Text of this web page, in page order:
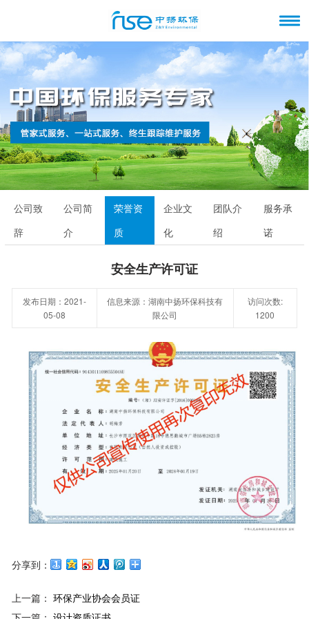
公司致
辞
公司简
介
荣誉资
质
企业文
化
团队介
绍
服务承
诺
安全生产许可证
发布日期：2021-
05-08
信息来源：湖南中扬环保科技有
限公司
访问次数:
1200
分享到：
上一篇： 环保产业协会会员证